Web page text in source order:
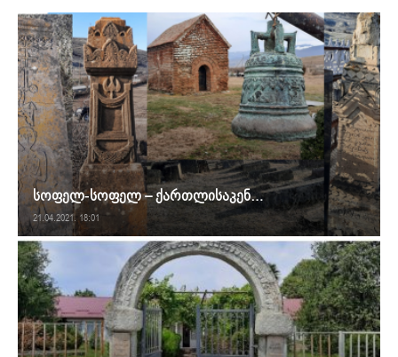
სოფელ-სოფელ – ქართლისაკენ…
21.04.2021. 18:01